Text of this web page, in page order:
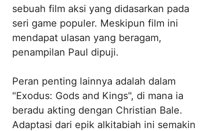
sebuah film aksi yang didasarkan pada
seri game populer. Meskipun film ini
mendapat ulasan yang beragam,
penampilan Paul dipuji.
Peran penting lainnya adalah dalam
"Exodus: Gods and Kings", di mana ia
beradu akting dengan Christian Bale.
Adaptasi dari epik alkitabiah ini semakin